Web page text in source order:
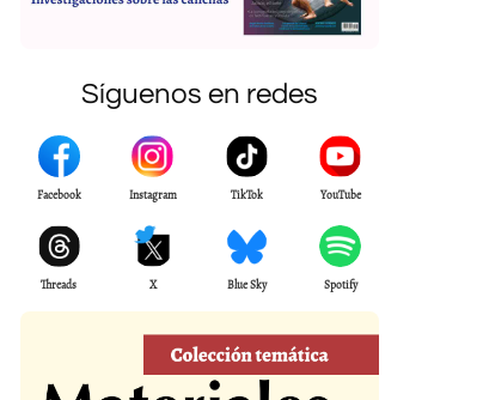
Síguenos en redes
Facebook Instagram TikTok YouTube
Threads X Blue Sky Spotify